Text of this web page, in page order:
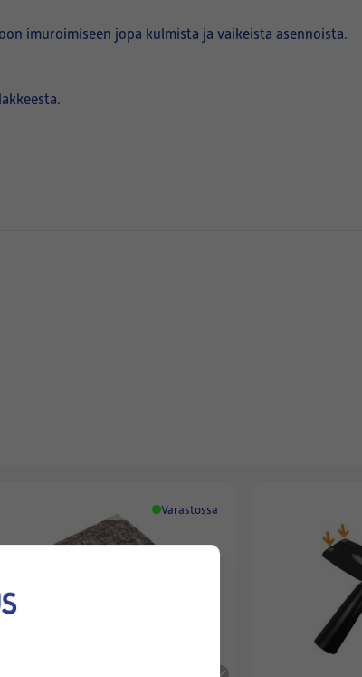
imuroimiseen jopa kulmista ja vaikeista asennoista.
Varastossa